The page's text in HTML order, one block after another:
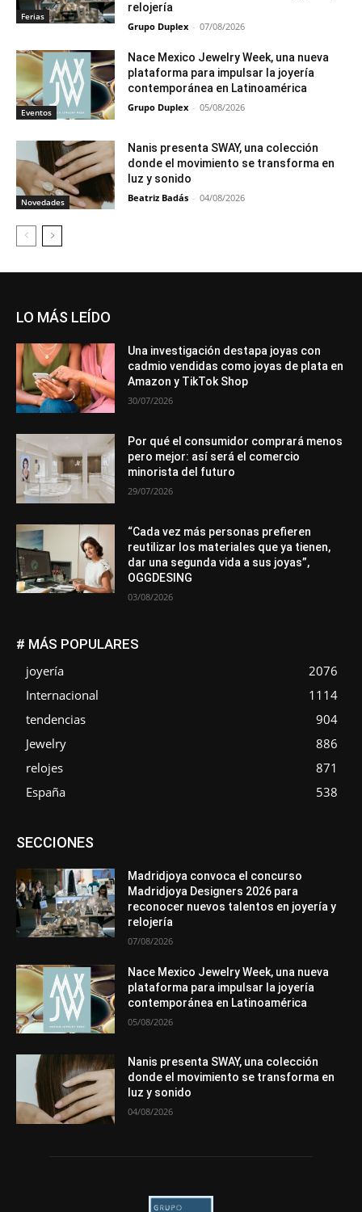
Ferias
relojería
Grupo Duplex - 07/08/2026
Eventos
Nace Mexico Jewelry Week, una nueva
plataforma para impulsar la joyería
contemporánea en Latinoamérica
Grupo Duplex - 05/08/2026
Novedades
Nanis presenta SWAY, una colección
donde el movimiento se transforma en
luz y sonido
Beatriz Badás - 04/08/2026
LO MÁS LEÍDO
Una investigación destapa joyas con
cadmio vendidas como joyas de plata en
Amazon y TikTok Shop
30/07/2026
Por qué el consumidor comprará menos
pero mejor: así será el comercio
minorista del futuro
29/07/2026
“Cada vez más personas prefieren
reutilizar los materiales que ya tienen,
dar una segunda vida a sus joyas”,
OGGDESING
03/08/2026
# MÁS POPULARES
joyería
2076
Internacional
1114
tendencias
904
Jewelry
886
relojes
871
España
538
SECCIONESAsociaciones
Entrevistas
Mundo Técnico
Novedades Opiniones
Perspectiva
Premios
Secciones Sin categoría
Más
Madridjoya convoca el concurso
Madridjoya Designers 2026 para
reconocer nuevos talentos en joyería y
relojería
07/08/2026
Nace Mexico Jewelry Week, una nueva
plataforma para impulsar la joyería
contemporánea en Latinoamérica
05/08/2026
Nanis presenta SWAY, una colección
donde el movimiento se transforma en
luz y sonido
04/08/2026